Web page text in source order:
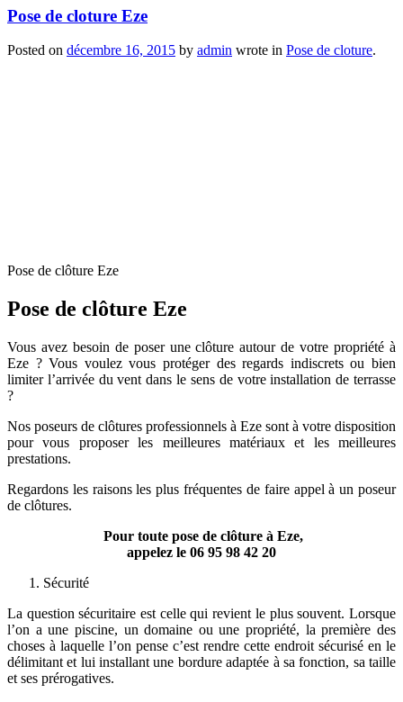
Pose de cloture Eze
Posted on décembre 16, 2015 by admin wrote in Pose de cloture.
Pose de clôture Eze
Pose de clôture Eze
Vous avez besoin de poser une clôture autour de votre propriété à
Eze ? Vous voulez vous protéger des regards indiscrets ou bien
limiter l’arrivée du vent dans le sens de votre installation de terrasse
?
Nos poseurs de clôtures professionnels à Eze sont à votre disposition
pour vous proposer les meilleures matériaux et les meilleures
prestations.
Regardons les raisons les plus fréquentes de faire appel à un poseur
de clôtures.
Pour toute pose de clôture à Eze,
appelez le 06 95 98 42 20
Sécurité
La question sécuritaire est celle qui revient le plus souvent. Lorsque
l’on a une piscine, un domaine ou une propriété, la première des
choses à laquelle l’on pense c’est rendre cette endroit sécurisé en le
délimitant et lui installant une bordure adaptée à sa fonction, sa taille
et ses prérogatives.